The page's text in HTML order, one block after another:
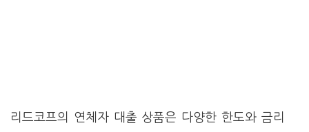
리드코프의 연체자 대출 상품은 다양한 한도와 금리